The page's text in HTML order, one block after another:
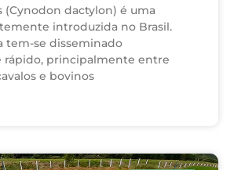
(Cynodon dactylon) é uma
introduzida no Brasil.
tem-se disseminado
rápido, principalmente entre
e bovinos